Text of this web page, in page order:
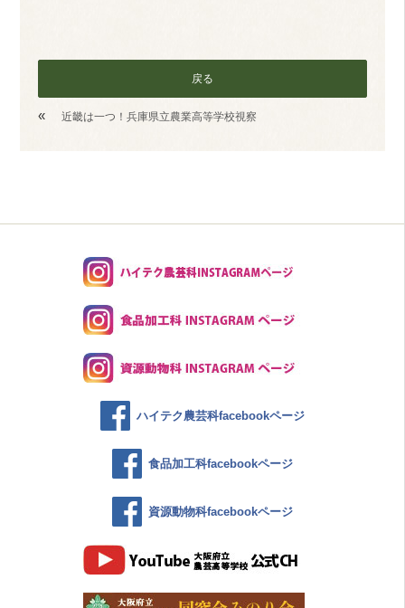
戻る
« 近畿は一つ！兵庫県立農業高等学校視察
ハイテク農芸科facebookページ
食品加工科facebookページ
資源動物科facebookページ